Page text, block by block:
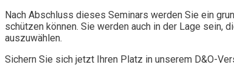
Nach Abschluss dieses Seminars werden Sie ein
schützen können. Sie werden auch in der Lage sein,
auszuwählen.
Sichern Sie sich jetzt Ihren Platz in unserem D&O-